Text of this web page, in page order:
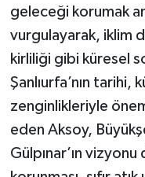
geleceği korumak
vurgulayarak, iklim
kirliliği gibi küresel
Şanlıurfa’nın tarihi,
zenginlikleriyle
eden Aksoy,
Gülpınar’ın